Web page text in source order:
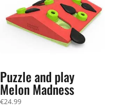
Puzzle and play
Melon Madness
€24.99